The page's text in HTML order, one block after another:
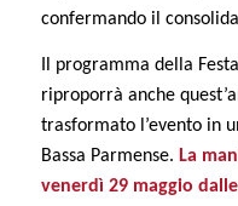
confermando il
Il programma della
riproporrà anche
trasformato l’evento in
Bassa Parmense. La
venerdì 29 maggio